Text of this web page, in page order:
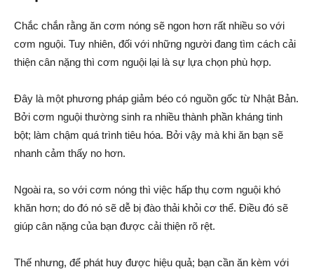
Chắc chắn rằng ăn cơm nóng sẽ ngon hơn rất nhiều so với
cơm nguội. Tuy nhiên, đối với những người đang tìm cách cải
thiện cân nặng thì cơm nguội lại là sự lựa chọn phù hợp.
Đây là một phương pháp giảm béo có nguồn gốc từ Nhật Bản.
Bởi cơm nguội thường sinh ra nhiều thành phần kháng tinh
bột; làm chậm quá trình tiêu hóa. Bởi vậy mà khi ăn bạn sẽ
nhanh cảm thấy no hơn.
Ngoài ra, so với cơm nóng thì việc hấp thụ cơm nguội khó
khăn hơn; do đó nó sẽ dễ bị đào thải khỏi cơ thể. Điều đó sẽ
giúp cân nặng của bạn được cải thiện rõ rệt.
Thế nhưng, để phát huy được hiệu quả; bạn cần ăn kèm với